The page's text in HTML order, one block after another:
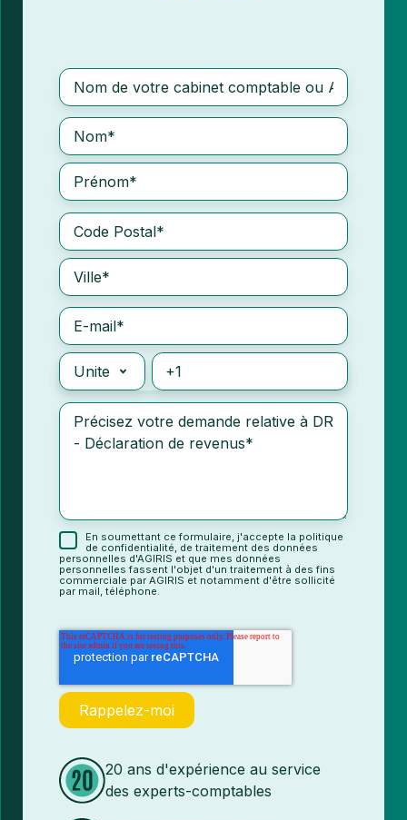
20 ans d'expérience au service
des experts-comptables
En soumettant ce formulaire, j'accepte la politique
de confidentialité, de traitement des données
personnelles d'AGIRIS et que mes données
personnelles fassent l'objet d'un traitement à des fins
commerciale par AGIRIS et notamment d'être sollicité
par mail, téléphone.